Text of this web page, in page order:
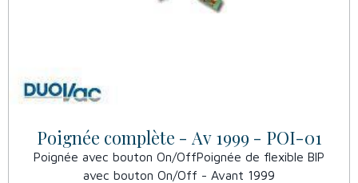
Poignée complète - Av 1999 - POI-01
Poignée avec bouton On/OffPoignée de flexible BIP
avec bouton On/Off - Avant 1999